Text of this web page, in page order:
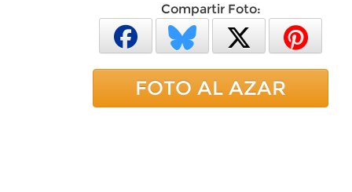
Compartir Foto:
FOTO AL AZAR